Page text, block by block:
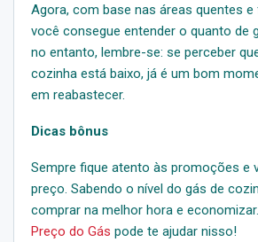
Agora, com base nas áreas quentes
você consegue entender o quanto de
no entanto, lembre-se: se perceber
cozinha está baixo, já é um bom
em reabastecer.
Dicas bônus
Sempre fique atento às promoções e
preço. Sabendo o nível do gás de
comprar na melhor hora e
Preço do Gás pode te ajudar nisso!